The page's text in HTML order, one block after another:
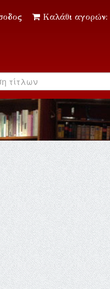
Καλάθι αγορών: